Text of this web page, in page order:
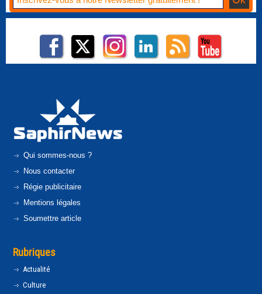
Qui sommes-nous ?
Nous contacter
Régie publicitaire
Mentions légales
Soumettre article
Rubriques
Actualité
Culture